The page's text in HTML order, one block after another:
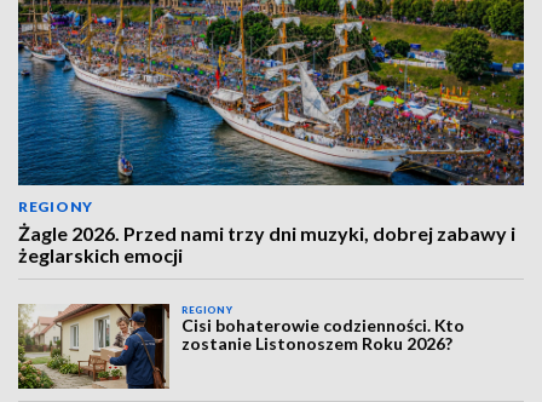
REGIONY
Żagle 2026. Przed nami trzy dni muzyki, dobrej zabawy i
żeglarskich emocji
REGIONY
Cisi bohaterowie codzienności. Kto
zostanie Listonoszem Roku 2026?